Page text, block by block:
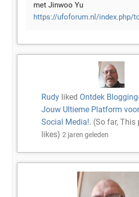
met Jinwoo Yu
https://ufoforum.nl/index.php/
Rudyliked Ontdek
Jouw Ultieme Platform
Social Media!. (So far, This
likes) 2 jaren geleden